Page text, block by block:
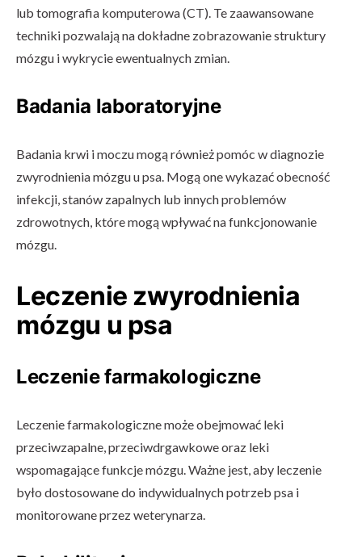
lub tomografia komputerowa (CT). Te zaawansowane
techniki pozwalają na dokładne zobrazowanie struktury
mózgu i wykrycie ewentualnych zmian.
Badania laboratoryjne
Badania krwi i moczu mogą również pomóc w diagnozie
zwyrodnienia mózgu u psa. Mogą one wykazać obecność
infekcji, stanów zapalnych lub innych problemów
zdrowotnych, które mogą wpływać na funkcjonowanie
mózgu.
Leczenie zwyrodnienia
mózgu u psa
Leczenie farmakologiczne
Leczenie farmakologiczne może obejmować leki
przeciwzapalne, przeciwdrgawkowe oraz leki
wspomagające funkcje mózgu. Ważne jest, aby leczenie
było dostosowane do indywidualnych potrzeb psa i
monitorowane przez weterynarza.